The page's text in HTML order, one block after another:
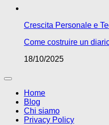
Crescita Personale e
Come costruire un
18/10/2025
Home
Blog
Chi siamo
Privacy Policy